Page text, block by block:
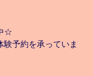
☆
予約を承っていま